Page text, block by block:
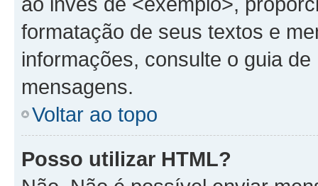
formatação de seus textos e
informações, consulte o guia
mensagens.
Voltar ao topo
Posso utilizar HTML?